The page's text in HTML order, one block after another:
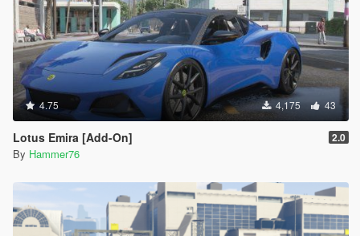
4.75 4,175 43
Lotus Emira [Add-On] 2.0
By Hammer76